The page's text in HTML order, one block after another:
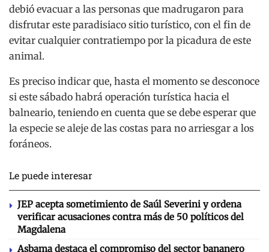
debió evacuar a las personas que madrugaron para
disfrutar este paradisiaco sitio turístico, con el fin de
evitar cualquier contratiempo por la picadura de este
animal.
Es preciso indicar que, hasta el momento se desconoce
si este sábado habrá operación turística hacia el
balneario, teniendo en cuenta que se debe esperar que
la especie se aleje de las costas para no arriesgar a los
foráneos.
Le puede interesar
JEP acepta sometimiento de Saúl Severini y ordena
verificar acusaciones contra más de 50 políticos del
Magdalena
Asbama destaca el compromiso del sector bananero